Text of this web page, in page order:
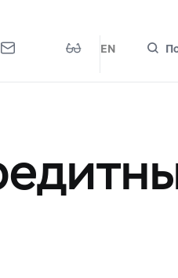
EN